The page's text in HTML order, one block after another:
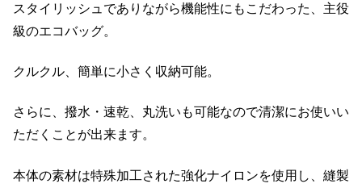
スタイリッシュでありながら機能性にもこだわった、主役
級のエコバッグ。
クルクル、簡単に小さく収納可能。
さらに、撥水・速乾、丸洗いも可能なので清潔にお使いい
ただくことが出来ます。
本体の素材は特殊加工された強化ナイロンを使用し、縫製